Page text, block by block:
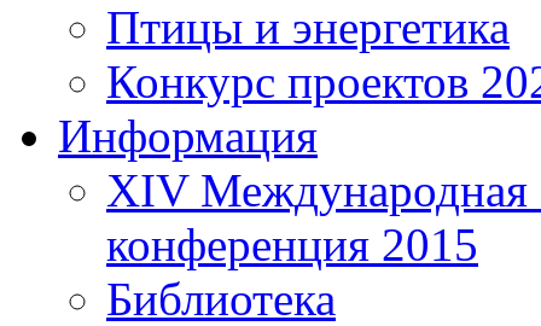
Птицы и энергетика
Конкурс проектов
Информация
XIV Международная
конференция 2015
Библиотека